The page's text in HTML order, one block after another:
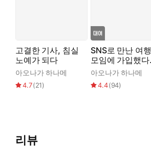
고결한 기사, 침실
노예가 되다
아오나가 하나메
4.7(21)
SNS로 만난 여행
모임에 가입했다
가, 멤버들에게 함
락당해버렸습니다
아오나가 하나메
4.4(94)
리뷰